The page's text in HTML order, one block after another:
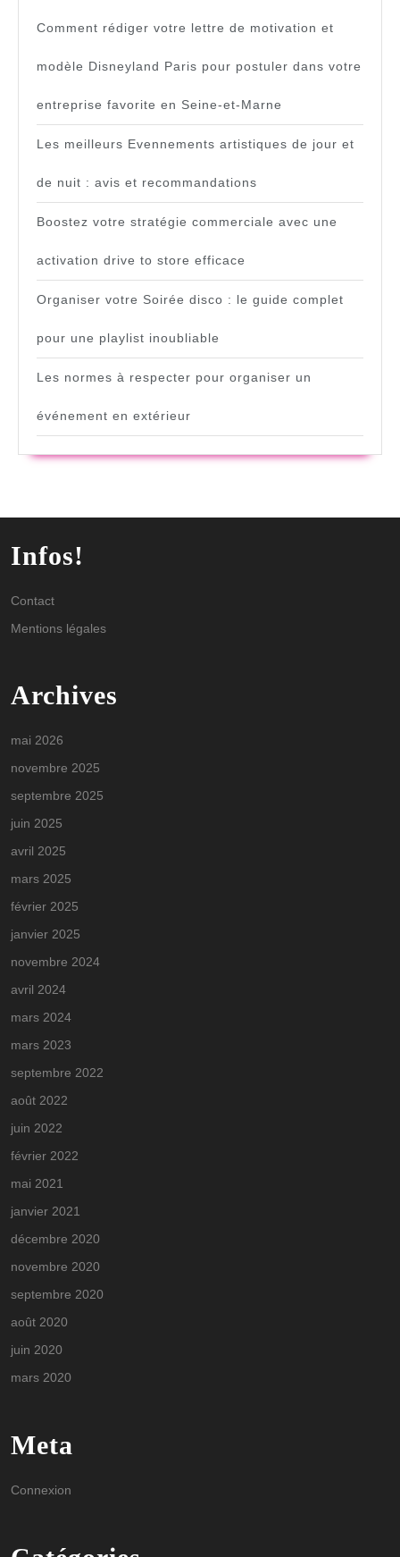
Comment rédiger votre lettre de motivation et
modèle Disneyland Paris pour postuler dans votre
entreprise favorite en Seine-et-Marne
Les meilleurs Evennements artistiques de jour et
de nuit : avis et recommandations
Boostez votre stratégie commerciale avec une
activation drive to store efficace
Organiser votre Soirée disco : le guide complet
pour une playlist inoubliable
Les normes à respecter pour organiser un
événement en extérieur
Infos!
Contact
Mentions légales
Archives
mai 2026
novembre 2025
septembre 2025
juin 2025
avril 2025
mars 2025
février 2025
janvier 2025
novembre 2024
avril 2024
mars 2024
mars 2023
septembre 2022
août 2022
juin 2022
février 2022
mai 2021
janvier 2021
décembre 2020
novembre 2020
septembre 2020
août 2020
juin 2020
mars 2020
Meta
Connexion